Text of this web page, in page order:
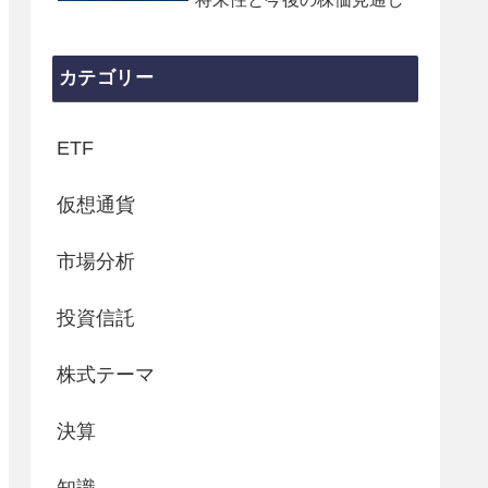
カテゴリー
ETF
仮想通貨
市場分析
投資信託
株式テーマ
決算